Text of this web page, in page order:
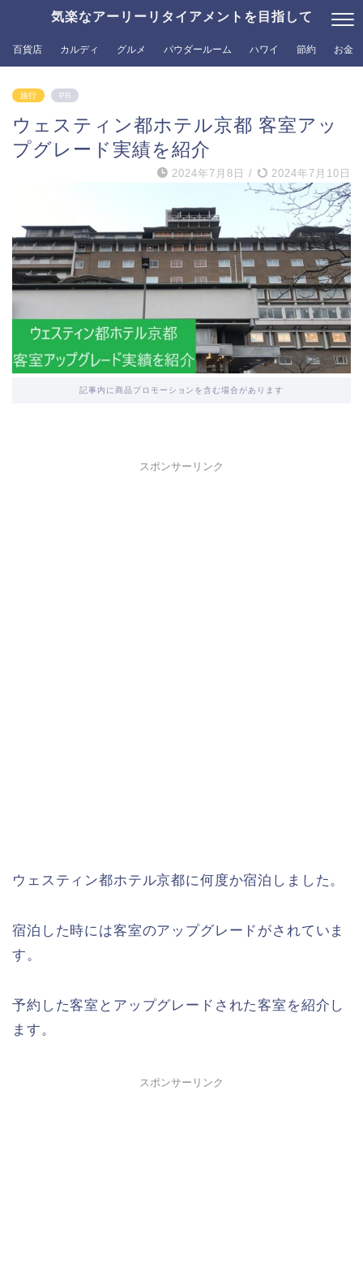
気楽なアーリーリタイアメントを目指して
百貨店 カルディ グルメ パウダールーム ハワイ 節約 お金
旅行 PR
ウェスティン都ホテル京都 客室アッ
プグレード実績を紹介
2024年7月8日 / 2024年7月10日
記事内に商品プロモーションを含む場合があります
スポンサーリンク
ウェスティン都ホテル京都に何度か宿泊しました。
宿泊した時には客室のアップグレードがされていま
す。
予約した客室とアップグレードされた客室を紹介し
ます。
スポンサーリンク